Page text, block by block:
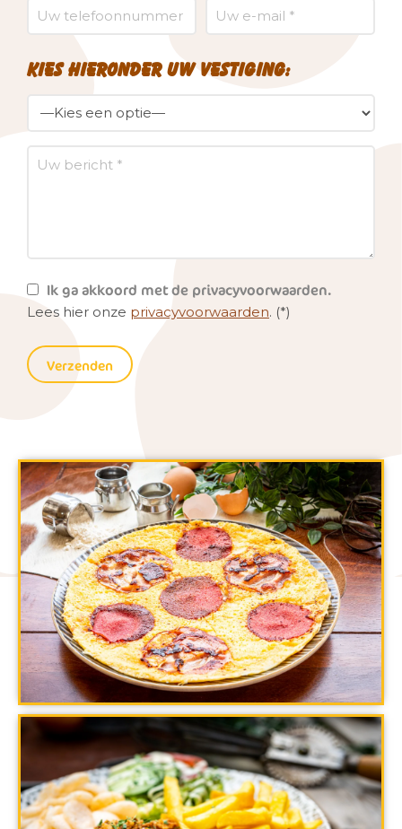
Kies hieronder uw vestiging:
Ik ga akkoord met de privacyvoorwaarden.
Lees hier onze privacyvoorwaarden. (*)